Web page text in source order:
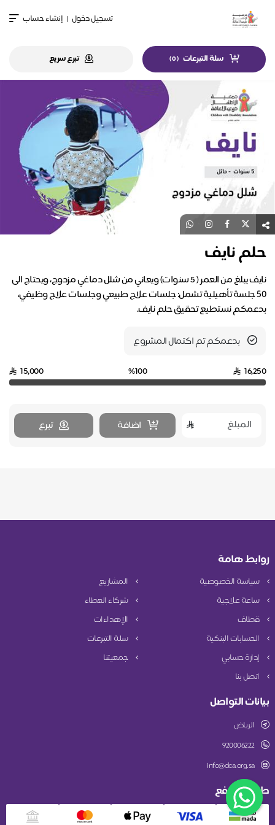
تسجيل دخول | إنشاء حساب
سلة التبرعات (
0
) تبرع سريع
حلم نايف
نايف يبلغ من العمر ( 5 سنوات) ويعاني من شلل دماغي مزدوج، ويحتاج الى
٥٠ جلسة تأهيلية تشمل: جلسات علاج طبيعي وجلسات علاج وظيفي،
بدعمكم نستطيع تحقيق حلم نايف.
بدعمكم تم اكتمال المشروع
16,250
%100
15,000
اضافة تبرع
روابط هامة
سياسة الخصوصية
المشاريع
ساعة علاجية
شركاء العطاء
قطاف
الإهداءات
الحسابات البنكية
سلة التبرعات
إدارة حسابي
جمعيتنا
اتصل بنا
بيانات التواصل
الرياض
920006222
info@dca.org.sa
طريقة الدفع